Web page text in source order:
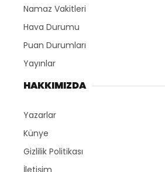
Namaz Vakitleri
Hava Durumu
Puan Durumları
Yayınlar
HAKKIMIZDA
Yazarlar
Künye
Gizlilik Politikası